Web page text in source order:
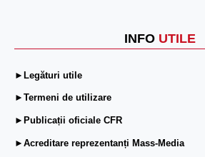
INFO UTILE
►Legături utile
►Termeni de utilizare
►Publicații oficiale CFR
►Acreditare reprezentanți Mass-Media